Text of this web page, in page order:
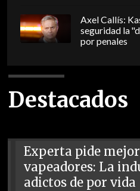
Axel Callís:
seguridad la
por penales
Destacados
Experta pide
vapeadores: La
adictos de por vida